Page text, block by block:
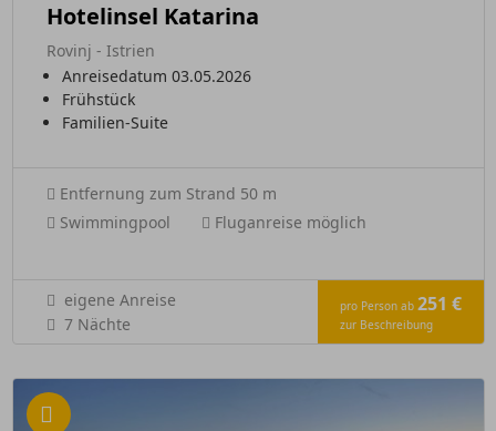
Hotelinsel Katarina
Rovinj - Istrien
Anreisedatum 03.05.2026
Frühstück
Familien-Suite
Entfernung zum Strand 50 m
Swimmingpool
Fluganreise möglich
eigene Anreise
7 Nächte
pro Person ab 251 €
zur Beschreibung